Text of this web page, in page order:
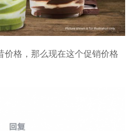
格，那么现在这个促销价格